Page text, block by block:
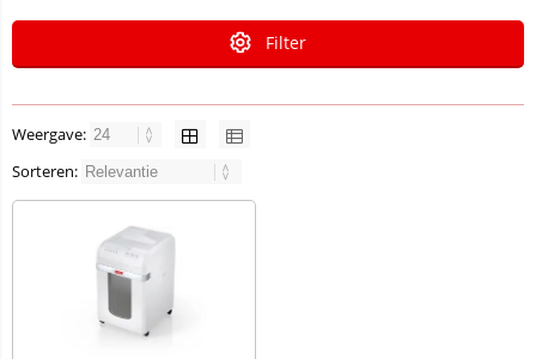
Filter
Weergave:
Sorteren: